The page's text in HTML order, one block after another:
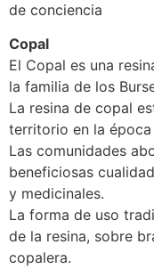
de conciencia
Copal
El Copal es una
la familia de los
La resina de copal
territorio en la
Las comunidades
beneficiosas
y medicinales.
La forma de uso
de la resina, sobre
copalera.